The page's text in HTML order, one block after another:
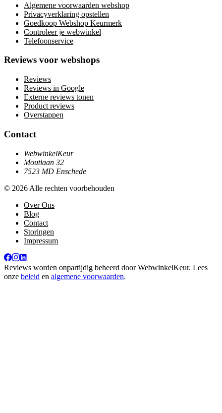
Algemene voorwaarden webshop
Privacyverklaring opstellen
Goedkoop Webshop Keurmerk
Controleer je webwinkel
Telefoonservice
Reviews voor webshops
Reviews
Reviews in Google
Externe reviews tonen
Product reviews
Overstappen
Contact
WebwinkelKeur
Moutlaan 32
7523 MD Enschede
© 2026 Alle rechten voorbehouden
Over Ons
Blog
Contact
Storingen
Impressum
Reviews worden onpartijdig beheerd doorWebwinkelKeur. Lees
onze beleid en algemene voorwaarden.